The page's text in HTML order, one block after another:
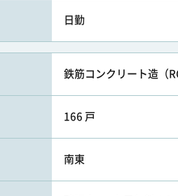
日勤
鉄筋コンクリート造（
166 戸
南東